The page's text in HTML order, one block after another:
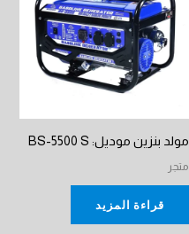
مولد بنزين موديل: BS-5500 S
متجر
قراءة المزيد